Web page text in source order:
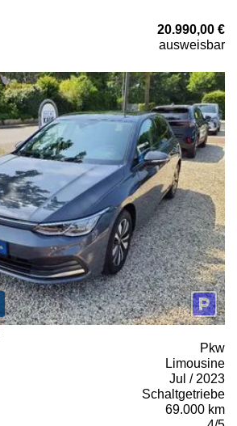
20.990,00 €
ausweisbar
Pkw
Limousine
Jul / 2023
Schaltgetriebe
69.000 km